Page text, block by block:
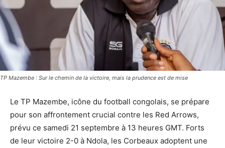
TP Mazembe : Sur le chemin de la victoire, mais la prudence est de mise
Le TP Mazembe, icône du football congolais, se prépare
pour son affrontement crucial contre les Red Arrows,
prévu ce samedi 21 septembre à 13 heures GMT. Forts
de leur victoire 2-0 à Ndola, les Corbeaux adoptent une